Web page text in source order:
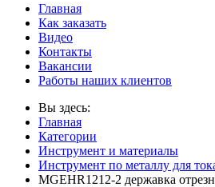
Главная
Как заказать
Видео
Контакты
Вакансии
Работы наших клиентов
Вы здесь:
Главная
Категории
Инструмент и материалы
Инструмент по металлу для
MGEHR1212-2 державка